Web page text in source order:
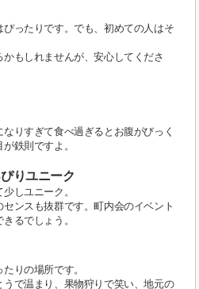
ったりです。でも、初めての人はそ
もしれませんが、安心してくださ
りすぎて食べ過ぎるとお腹がびっく
鉄則ですよ。
りユニーク
しユニーク。
ンスも抜群です。町内会のイベント
るでしょう。
りの場所です。
で温まり、果物狩りで笑い、地元の